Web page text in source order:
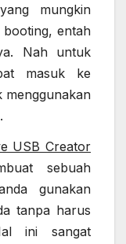
mungkin
booting, entah
Nah untuk
masuk ke
menggunakan
USB Creator
sebuah
gunakan
tanpa harus
ini sangat